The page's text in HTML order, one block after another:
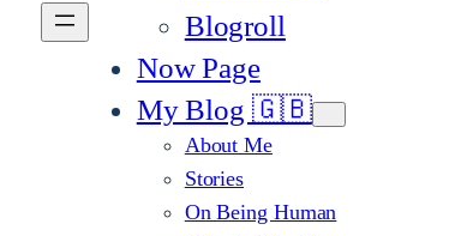
Blogroll
Now Page
My Blog 🇬🇧
About Me
Stories
On Being Human